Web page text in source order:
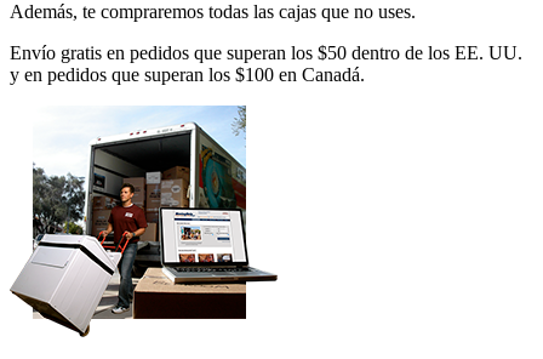
Además, te compraremos todas las cajas que no uses.
Envío gratis en pedidos que superan los $50 dentro de los EE. UU.
y en pedidos que superan los $100 en Canadá.